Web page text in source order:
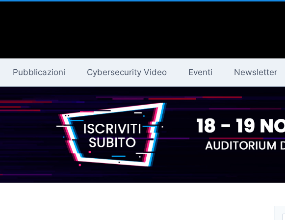
Pubblicazioni Cybersecurity Video Eventi Newsletter